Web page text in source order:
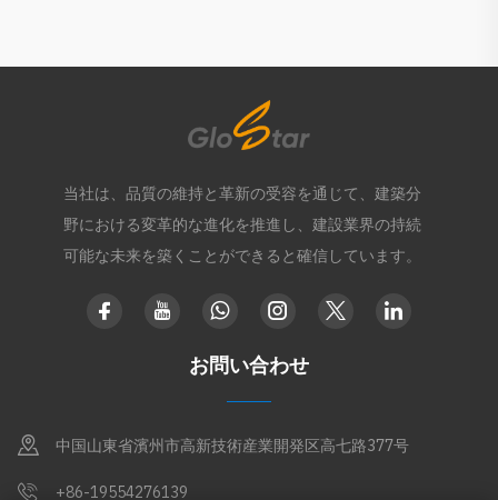
当社は、品質の維持と革新の受容を通じて、建築分
野における変革的な進化を推進し、建設業界の持続
可能な未来を築くことができると確信しています。
お問い合わせ
中国山東省濱州市高新技術産業開発区高七路377号
+86-19554276139